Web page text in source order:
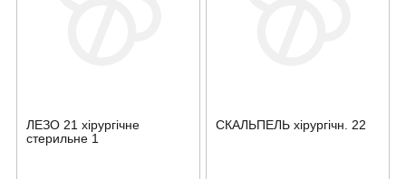
ЛЕЗО 21 хірургічне
стерильне 1
СКАЛЬПЕЛЬ хірургічн. 22